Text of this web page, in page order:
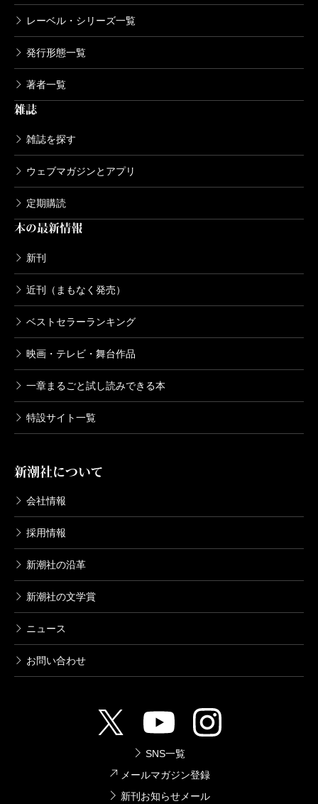
レーベル・シリーズ一覧
発行形態一覧
著者一覧
雑誌
雑誌を探す
ウェブマガジンとアプリ
定期購読
本の最新情報
新刊
近刊（まもなく発売）
ベストセラーランキング
映画・テレビ・舞台作品
一章まるごと試し読みできる本
特設サイト一覧
新潮社について
会社情報
採用情報
新潮社の沿革
新潮社の文学賞
ニュース
お問い合わせ
SNS一覧
メールマガジン登録
新刊お知らせメール